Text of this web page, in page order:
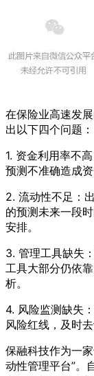
在保险业高速发
出以下四个问题：
1. 资金利用率不
预测不准确造成
2. 流动性不足：
的预测未来一段
安排。
3. 管理工具缺失
工具大部分仍依
析。
4. 风险监测缺失
风险红线，及时去
保融科技作为一
动性管理平台”。